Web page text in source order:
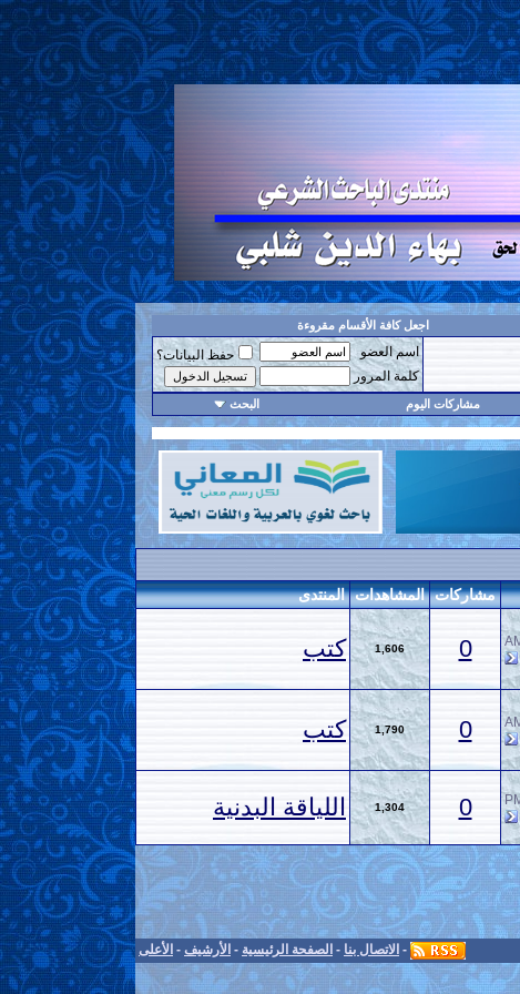
اجعل كافة الأقسام مقروءة
اسم العضو
حفظ البيانات؟
كلمة المرور
مشاركات اليوم البحث
مشاركات المشاهدات المنتدى
0
1,606 كتب
0
1,790 كتب
0
1,304 اللياقة البدنية
- الاتصال بنا - الصفحة الرئيسية - الأرشيف - الأعلى